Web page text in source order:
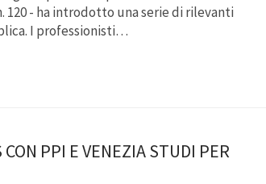
- ha introdotto una serie di rilevanti
I professionisti…
PPI E VENEZIA STUDI PER